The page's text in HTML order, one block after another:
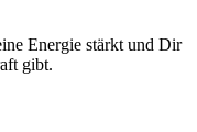
Energie stärkt und Dir
gibt.